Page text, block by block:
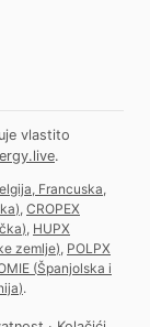
vlastito
.
Francuska,
) CROPEX
) HUPX
zemlje) POLPX
(Španjolska i
).